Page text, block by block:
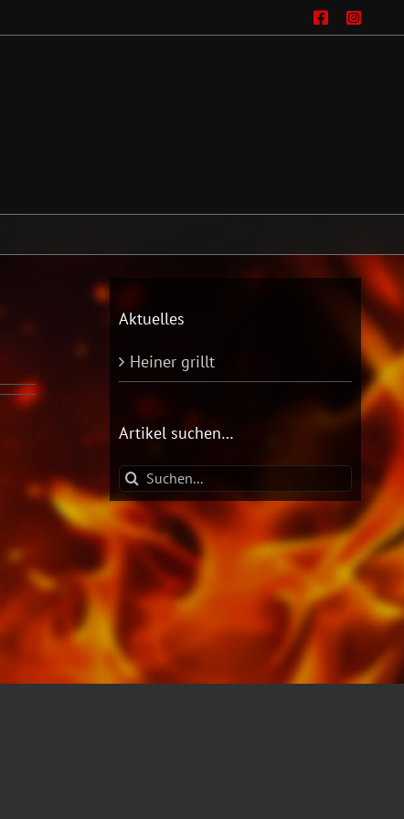
Aktuelles
Heiner grillt
Artikel suchen…
Suche
nach: